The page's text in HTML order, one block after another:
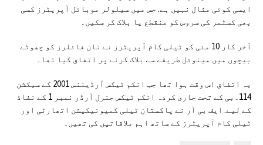
ایسی کوئی مثال نہیں ہے. جس میں سیلولر موبائل آپریٹرز کسی
بھی کسٹمر کی سروس کو منقطع یا بلاک کر سکیں۔
آخر کار 10 مئی کو ٹیلی کام آپریٹرز نے نان فائلرز کو چھوٹے
بیچوں میں مینوئل طریقے سے بلاک کرنے پر اتفاق کیا تھا۔
یہ اتفاق اس وقت ہوا تھا جب انکم ٹیکس آرڈیننس 2001 کے سیکشن
114۔بی کے تحت جاری کردہ انکم ٹیکس جنرل آرڈر نمبر 1 کے نفاذ
کے لیے. ایف بی آر نے پاکستان ٹیلی کمیونیکیشن اتھارٹی اور
ٹیلی کام آپریٹرز کے ساتھ اہم ملاقاتیں کی تھیں۔